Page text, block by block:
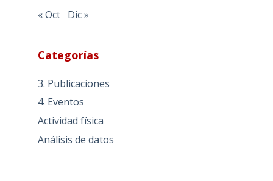
« Oct Dic »
Categorías
3. Publicaciones
4. Eventos
Actividad física
Análisis de datos